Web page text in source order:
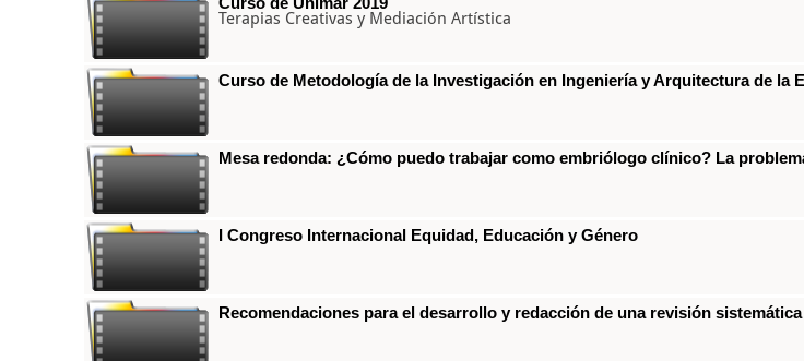
Terapias Creativas y Mediación Artística
Curso de Metodología de la Investigación en Ingeniería y Arquitectura de la
Mesa redonda: ¿Cómo puedo trabajar como embriólogo clínico? La
I Congreso Internacional Equidad, Educación y Género
Recomendaciones para el desarrollo y redacción de una revisión